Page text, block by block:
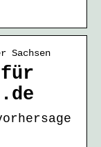
Sachsen
für